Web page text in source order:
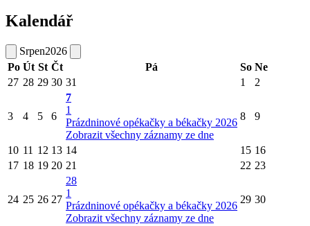
Kalendář
Srpen2026
Po Út St Čt Pá So Ne
27 28 29 30 31 1 2
3 4 5 6
7
1
Prázdninové opékačky a békačky 2026
Zobrazit všechny záznamy ze dne
8 9
10 11 12 13 14 15 16
17 18 19 20 21 22 23
24 25 26 27
28
1
Prázdninové opékačky a békačky 2026
Zobrazit všechny záznamy ze dne
29 30